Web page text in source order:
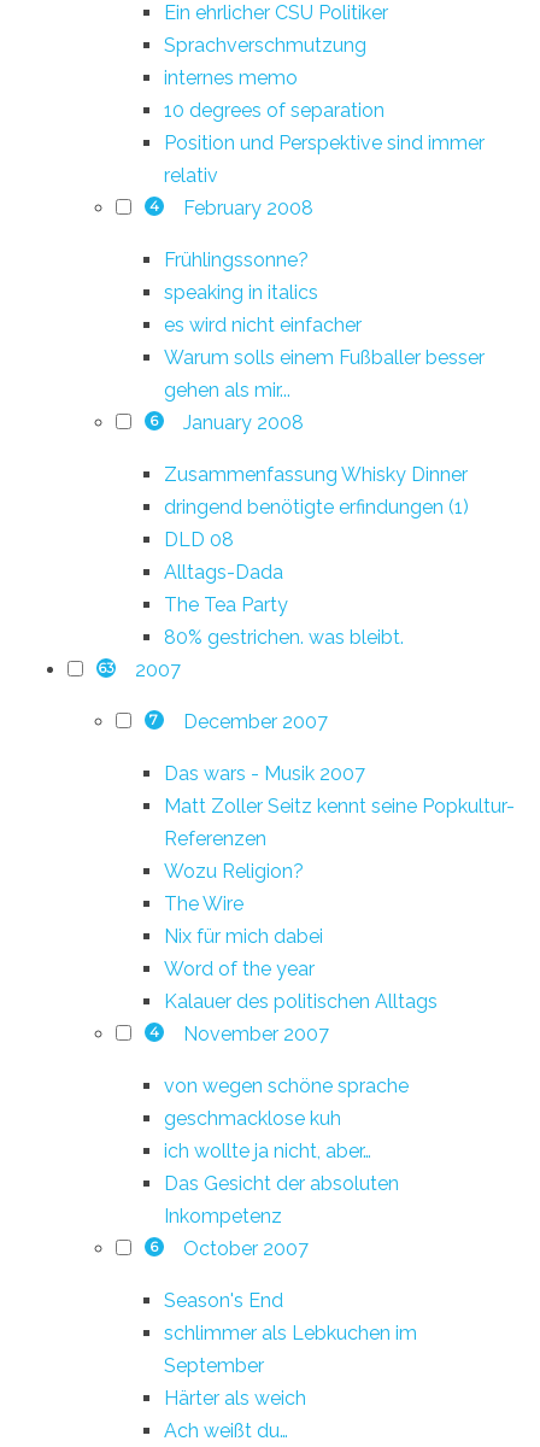
Ein ehrlicher CSU Politiker
Sprachverschmutzung
internes memo
10 degrees of separation
Position und Perspektive sind immer
relativ
4 February 2008
Frühlingssonne?
speaking in italics
es wird nicht einfacher
Warum solls einem Fußballer besser
gehen als mir...
6 January 2008
Zusammenfassung Whisky Dinner
dringend benötigte erfindungen (1)
DLD 08
Alltags-Dada
The Tea Party
80% gestrichen. was bleibt.
63 2007
7 December 2007
Das wars - Musik 2007
Matt Zoller Seitz kennt seine Popkultur-
Referenzen
Wozu Religion?
The Wire
Nix für mich dabei
Word of the year
Kalauer des politischen Alltags
4 November 2007
von wegen schöne sprache
geschmacklose kuh
ich wollte ja nicht, aber…
Das Gesicht der absoluten
Inkompetenz
6 October 2007
Season's End
schlimmer als Lebkuchen im
September
Härter als weich
Ach weißt du…